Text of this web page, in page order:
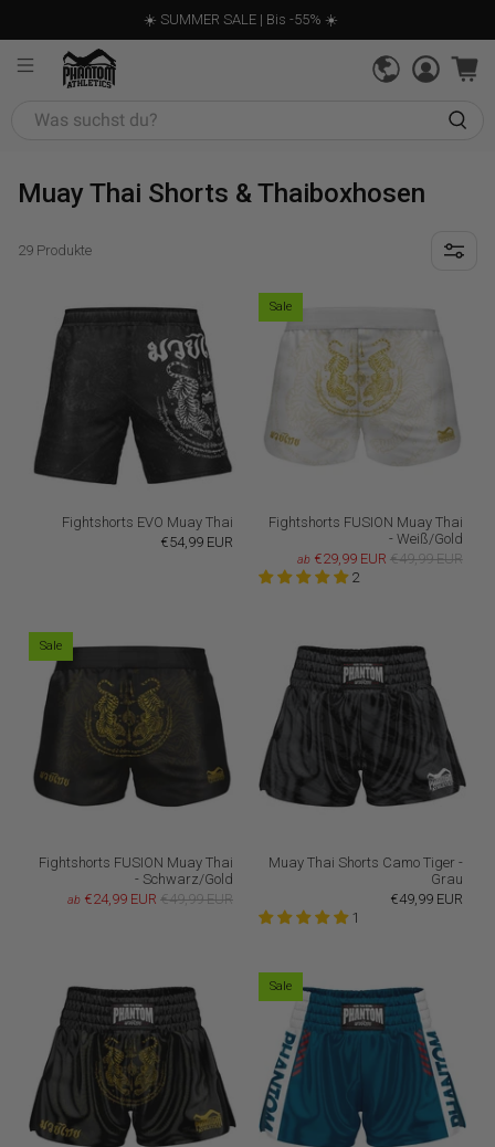
☀️ SUMMER SALE | Bis -55% ☀️
Was
Muay Thai Shorts & Thaiboxhosen
29 Produkte
Fightshorts EVO Muay Thai
€54,99 EUR
Sale
Fightshorts FUSION Muay Thai
- Weiß/Gold
ab €29,99 EUR €49,99 EUR
2
Sale
Fightshorts FUSION Muay Thai
- Schwarz/Gold
ab €24,99 EUR €49,99 EUR
Muay Thai Shorts Camo Tiger -
Grau
€49,99 EUR
1
Sale